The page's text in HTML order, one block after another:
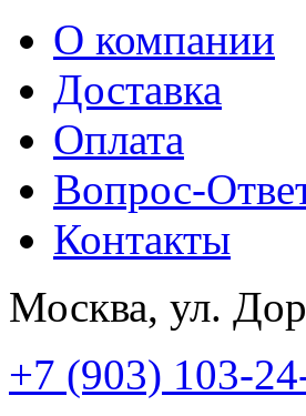
О компании
Доставка
Оплата
Вопрос-
Контакты
Москва, ул.
+7 (903) 103-